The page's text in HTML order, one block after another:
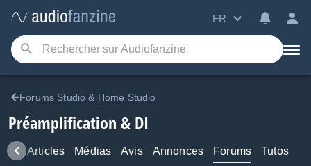
FR
Forums Studio & Home Studio
Préamplification & DI
Articles Médias Avis Annonces Forums Tutos